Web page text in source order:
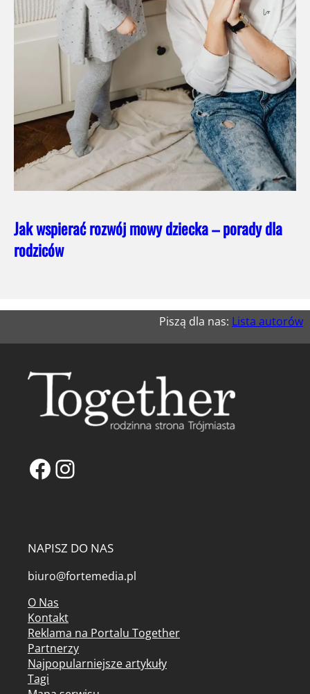
Jak wspierać rozwój mowy dziecka – porady dla
rodziców
Piszą dla nas: Lista autorów
Facebook
Instagram
NAPISZ DO NAS
biuro@fortemedia.pl
O Nas
Kontakt
Reklama na Portalu Together
Partnerzy
Najpopularniejsze artykuły
Tagi